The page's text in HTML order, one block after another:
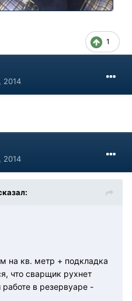
1
2014
2014
на кв. метр + подкладка
что сварщик рухнет
в резервуаре -